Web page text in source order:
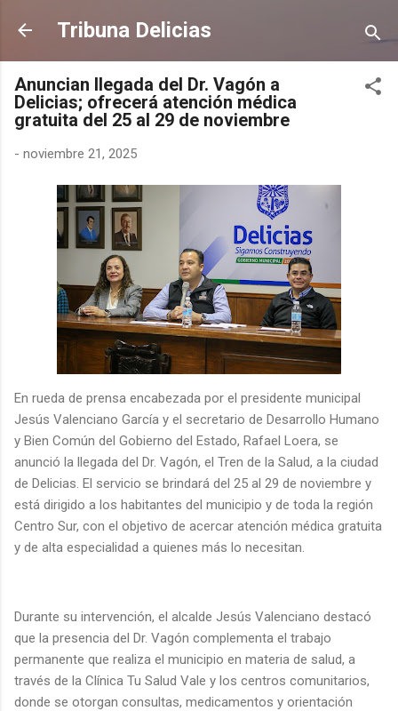
Ir al contenido principal
Tribuna Delicias
Anuncian llegada del Dr. Vagón a
Delicias; ofrecerá atención médica
gratuita del 25 al 29 de noviembre
- noviembre 21, 2025
En rueda de prensa encabezada por el presidente municipal
Jesús Valenciano García y el secretario de Desarrollo Humano
y Bien Común del Gobierno del Estado, Rafael Loera, se
anunció la llegada del Dr. Vagón, el Tren de la Salud, a la ciudad
de Delicias. El servicio se brindará del 25 al 29 de noviembre y
está dirigido a los habitantes del municipio y de toda la región
Centro Sur, con el objetivo de acercar atención médica gratuita
y de alta especialidad a quienes más lo necesitan.
Durante su intervención, el alcalde Jesús Valenciano destacó
que la presencia del Dr. Vagón complementa el trabajo
permanente que realiza el municipio en materia de salud, a
través de la Clínica Tu Salud Vale y los centros comunitarios,
donde se otorgan consultas, medicamentos y orientación